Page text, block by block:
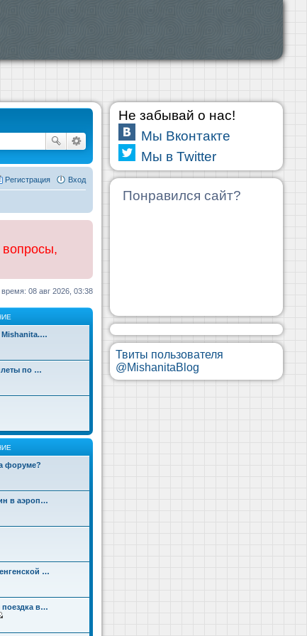
Вход
Регистрация
вопросы,
08 авг 2026, 03:38
по …
форуме?
в аэроп…
…
поездка в…
е
Не забывай о нас!
Мы Вконтакте
Мы в Twitter
Понравился сайт?
Твиты пользователя
@MishanitaBlog